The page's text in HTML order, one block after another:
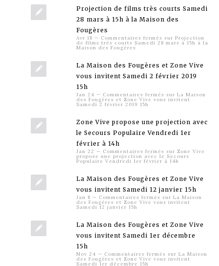
Projection de films très courts Samedi
28 mars à 15h à la Maison des
Fougères
Avr 18 — Commentaires fermés sur Projection
de films très courts Samedi 28 mars à 15h à la
Maison des Fougères
La Maison des Fougères et Zone Vive
vous invitent Samedi 2 février 2019
15h
Jan 24 — Commentaires fermés sur La Maison
des Fougères et Zone Vive vous invitent
Samedi 2 février 2019 15h
Zone Vive propose une projection avec
le Secours Populaire Vendredi 1er
février à 14h
Jan 22 — Commentaires fermés sur Zone Vive
propose une projection avec le Secours
Populaire Vendredi 1er février à 14h
La Maison des Fougères et Zone Vive
vous invitent Samedi 12 janvier 15h
Jan 8 — Commentaires fermés sur La Maison
des Fougères et Zone Vive vous invitent
Samedi 12 janvier 15h
La Maison des Fougères et Zone Vive
vous invitent Samedi 1er décembre
15h
Nov 24 — Commentaires fermés sur La Maison
des Fougères et Zone Vive vous invitent
Samedi 1er décembre 15h